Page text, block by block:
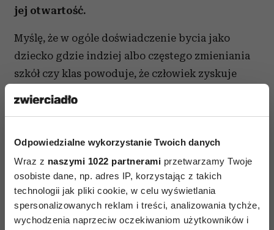
Odpowiedzialne wykorzystanie Twoich danych
Wraz z naszymi 1022 partnerami przetwarzamy Twoje
osobiste dane, np. adres IP, korzystając z takich
technologii jak pliki cookie, w celu wyświetlania
spersonalizowanych reklam i treści, analizowania tychże,
wychodzenia naprzeciw oczekiwaniom użytkowników i
jej otwartość.
Myślę, że w ogóle doświadczenie bycia jako
dziecko gdzie indziej albo częstego zmieniania
szkół czy klas powoduje, że człowiek zyskuje
zmieniają środowisko, łatwiej przychodzi
nawiązywanie kontaktów. Myślę, że Lu coś
takiego się zdarzyło, bo musiała się zaadaptować
w Szwecji ze wszystkim: z językiem, z kulturą,
z programem szkolnym i z kolegami.